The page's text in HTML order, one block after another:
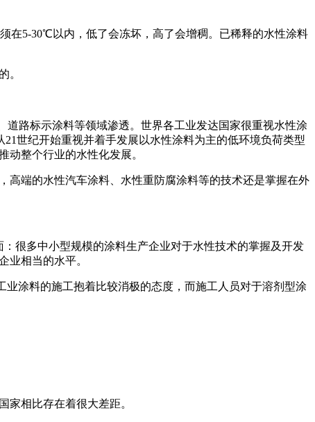
在5-30℃以内，低了会冻坏，高了会增稠。已稀释的水性涂料
。
路标示涂料等领域渗透。世界各工业发达国家很重视水性涂
世纪开始重视并着手发展以水性涂料为主的低环境负荷类型
动整个行业的水性化发展。
端的水性汽车涂料、水性重防腐涂料等的技术还是掌握在外
很多中小型规模的涂料生产企业对于水性技术的掌握及开发
业相当的水平。
涂料的施工抱着比较消极的态度，而施工人员对于溶剂型涂
相比存在着很大差距。